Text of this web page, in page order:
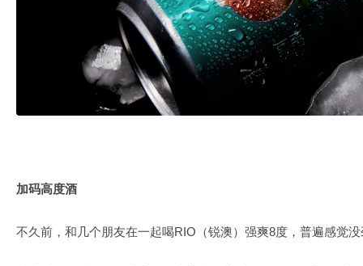
加码高度酒
不久前，和几个朋友在一起喝RIO（锐澳）强爽8度，普遍感觉